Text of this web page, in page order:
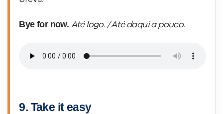
Bye for now. Até logo. / Até daqui a pouco.
9. Take it easy